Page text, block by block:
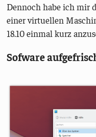
Dennoch habe ich mir
einer virtuellen
18.10 einmal kurz
Sofware